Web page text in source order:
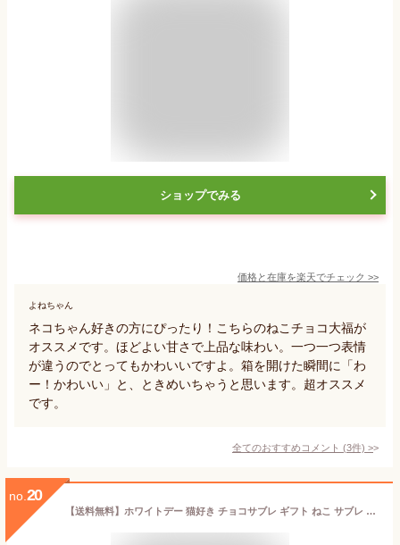
ショップでみる
価格と在庫を楽天でチェック >>
よねちゃん
ネコちゃん好きの方にぴったり！こちらのねこチョコ大福が
オススメです。ほどよい甘さで上品な味わい。一つ一つ表情
が違うのでとってもかわいいですよ。箱を開けた瞬間に「わ
ー！かわいい」と、ときめいちゃうと思います。超オススメ
です。
全てのおすすめコメント (3件) >
no. 20
【送料無料】ホワイトデー 猫好き チョコサブレ ギフト ねこ サブレ 高級 お菓子 かわいいお菓子 可愛い チョコレート ミルク 個包装 プレゼント 高級 お菓子 洋菓子 スイーツギフト セット お取り寄せスイーツ スイーツ 通販 シャトロワ CHATROIS 猫モチーフ ミヌー